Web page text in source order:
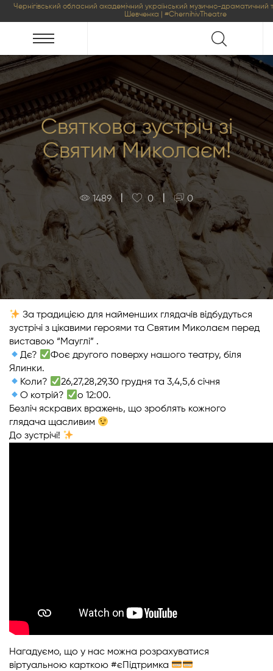
Чернігівський обласний академічний український музично-драматичний
Шевченка | #ChernihivTheatre
Святкова зустріч зі
Святим Миколаєм!
1489 0 0
За традицією для найменших глядачів відбудуться
зустрічі з цікавими героями та Святим Миколаєм перед
виставою “Мауглі” .
Дє?
Фоє другого поверху нашого театру, біля
Ялинки.
Коли?
26,27,28,29,30 грудня та 3,4,5,6 січня
О котрій?
о 12:00.
Безліч яскравих вражень, що зроблять кожного
глядача щасливим
До зустрічі!
Нагадуємо, що у нас можна розрахуватися
віртуальною карткою #єПідтримка